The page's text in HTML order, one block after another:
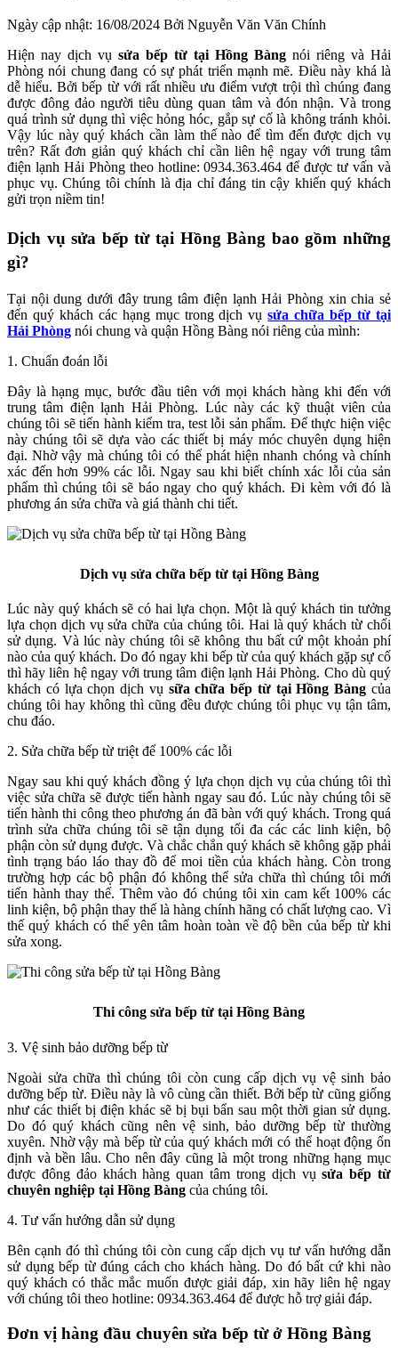
Ngày cập nhật: 16/08/2024 Bởi Nguyễn Văn Văn Chính
Hiện nay dịch vụ sửa bếp từ tại Hồng Bàng nói riêng và Hải
Phòng nói chung đang có sự phát triển mạnh mẽ. Điều này khá là
dễ hiểu. Bởi bếp từ với rất nhiều ưu điểm vượt trội thì chúng đang
được đông đảo người tiêu dùng quan tâm và đón nhận. Và trong
quá trình sử dụng thì việc hỏng hóc, gắp sự cố là không tránh khỏi.
Vậy lúc này quý khách cần làm thế nào để tìm đến được dịch vụ
trên? Rất đơn giản quý khách chỉ cần liên hệ ngay với trung tâm
điện lạnh Hải Phòng theo hotline: 0934.363.464 để được tư vấn và
phục vụ. Chúng tôi chính là địa chỉ đáng tin cậy khiến quý khách
gửi trọn niềm tin!
Dịch vụ sửa bếp từ tại Hồng Bàng bao gồm những
gì?
Tại nội dung dưới đây trung tâm điện lạnh Hải Phòng xin chia sẻ
đến quý khách các hạng mục trong dịch vụsửa chữa bếp từ tại
Hải Phòng nói chung và quận Hồng Bàng nói riêng của mình:
1. Chuẩn đoán lỗi
Đây là hạng mục, bước đầu tiên với mọi khách hàng khi đến với
trung tâm điện lạnh Hải Phòng. Lúc này các kỹ thuật viên của
chúng tôi sẽ tiến hành kiểm tra, test lỗi sản phẩm. Để thực hiện việc
này chúng tôi sẽ dựa vào các thiết bị máy móc chuyên dụng hiện
đại. Nhờ vậy mà chúng tôi có thể phát hiện nhanh chóng và chính
xác đến hơn 99% các lỗi. Ngay sau khi biết chính xác lỗi của sản
phẩm thì chúng tôi sẽ báo ngay cho quý khách. Đi kèm với đó là
phương án sửa chữa và giá thành chi tiết.
Dịch vụ sửa chữa bếp từ tại Hồng Bàng
Lúc này quý khách sẽ có hai lựa chọn. Một là quý khách tin tưởng
lựa chọn dịch vụ sửa chữa của chúng tôi. Hai là quý khách từ chối
sử dụng. Và lúc này chúng tôi sẽ không thu bất cứ một khoản phí
nào của quý khách. Do đó ngay khi bếp từ của quý khách gặp sự cố
thì hãy liên hệ ngay với trung tâm điện lạnh Hải Phòng. Cho dù quý
khách có lựa chọn dịch vụ sữa chữa bếp từ tại Hồng Bàng của
chúng tôi hay không thì cũng đều được chúng tôi phục vụ tận tâm,
chu đáo.
2. Sửa chữa bếp từ triệt để 100% các lỗi
Ngay sau khi quý khách đồng ý lựa chọn dịch vụ của chúng tôi thì
việc sửa chữa sẽ được tiến hành ngay sau đó. Lúc này chúng tôi sẽ
tiến hành thi công theo phương án đã bàn với quý khách. Trong quá
trình sửa chữa chúng tôi sẽ tận dụng tối đa các các linh kiện, bộ
phận còn sử dụng được. Và chắc chắn quý khách sẽ không gặp phải
tình trạng báo láo thay đồ để moi tiền của khách hàng. Còn trong
trường hợp các bộ phận đó không thể sửa chữa thì chúng tôi mới
tiến hành thay thế. Thêm vào đó chúng tôi xin cam kết 100% các
linh kiện, bộ phận thay thế là hàng chính hãng có chất lượng cao. Vì
thế quý khách có thể yên tâm hoàn toàn về độ bền của bếp từ khi
sửa xong.
Thi công sửa bếp từ tại Hồng Bàng
3. Vệ sinh bảo dưỡng bếp từ
Ngoài sửa chữa thì chúng tôi còn cung cấp dịch vụ vệ sinh bảo
dưỡng bếp từ. Điều này là vô cùng cần thiết. Bởi bếp từ cũng giống
như các thiết bị điện khác sẽ bị bụi bẩn sau một thời gian sử dụng.
Do đó quý khách cũng nên vệ sinh, bảo dưỡng bếp từ thường
xuyên. Nhờ vậy mà bếp từ của quý khách mới có thể hoạt động ổn
định và bền lâu. Cho nên đây cũng là một trong những hạng mục
được đông đảo khách hàng quan tâm trong dịch vụsửa bếp từ
chuyên nghiệp tại Hồng Bàng của chúng tôi.
4. Tư vấn hướng dẫn sử dụng
Bên cạnh đó thì chúng tôi còn cung cấp dịch vụ tư vấn hướng dẫn
sử dụng bếp từ đúng cách cho khách hàng. Do đó bất cứ khi nào
quý khách có thắc mắc muốn được giải đáp, xin hãy liên hệ ngay
với chúng tôi theo hotline: 0934.363.464 để được hỗ trợ giải đáp.
Đơn vị hàng đầu chuyên sửa bếp từ ở Hồng Bàng